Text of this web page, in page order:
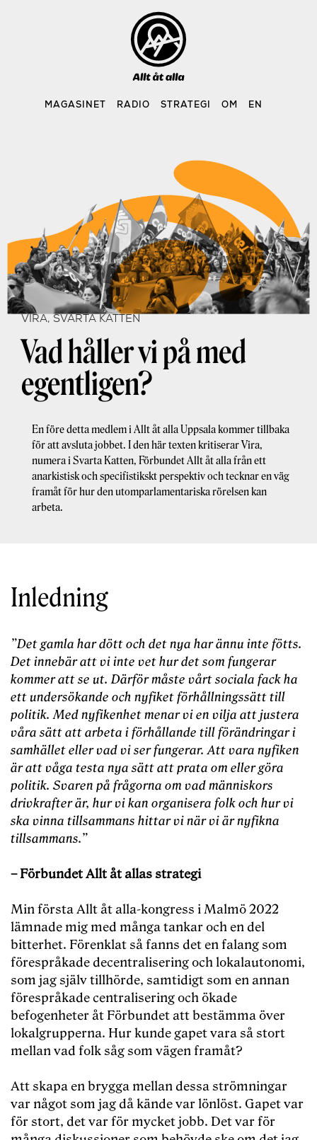
MAGASINET RADIO STRATEGI OM EN
VIRA, SVARTA KATTEN
Vad håller vi på med
egentligen?
En före detta medlem i Allt åt alla Uppsala kommer tillbaka
för att avsluta jobbet. I den här texten kritiserar Vira,
numera i Svarta Katten, Förbundet Allt åt alla från ett
anarkistisk och specifistikskt perspektiv och tecknar en väg
framåt för hur den utomparlamentariska rörelsen kan
arbeta.
Inledning
”Det gamla har dött och det nya har ännu inte fötts.
Det innebär att vi inte vet hur det som fungerar
kommer att se ut. Därför måste vårt sociala fack ha
ett undersökande och nyfiket förhållningssätt till
politik. Med nyfikenhet menar vi en vilja att justera
våra sätt att arbeta i förhållande till förändringar i
samhället eller vad vi ser fungerar. Att vara nyfiken
är att våga testa nya sätt att prata om eller göra
politik. Svaren på frågorna om vad människors
drivkrafter är, hur vi kan organisera folk och hur vi
ska vinna tillsammans hittar vi när vi är nyfikna
tillsammans.”
– Förbundet Allt åt allas strategi
Min första Allt åt alla-kongress i Malmö 2022
lämnade mig med många tankar och en del
bitterhet. Förenklat så fanns det en falang som
förespråkade decentralisering och lokalautonomi,
som jag själv tillhörde, samtidigt som en annan
förespråkade centralisering och ökade
befogenheter åt Förbundet att bestämma över
lokalgrupperna. Hur kunde gapet vara så stort
mellan vad folk såg som vägen framåt?
Att skapa en brygga mellan dessa strömningar
var något som jag då kände var lönlöst. Gapet var
för stort, det var för mycket jobb. Det var för